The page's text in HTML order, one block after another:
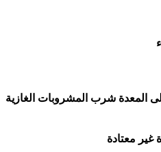
المعدة شرب المشروبات الغازية
غير معتادة